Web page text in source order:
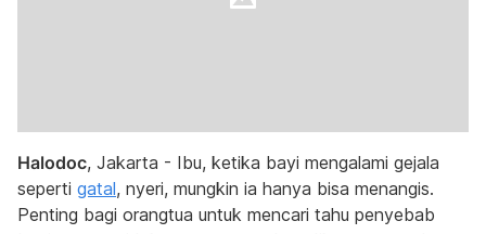
Halodoc, Jakarta - Ibu, ketika bayi mengalami gejala
seperti gatal, nyeri, mungkin ia hanya bisa menangis.
Penting bagi orangtua untuk mencari tahu penyebab